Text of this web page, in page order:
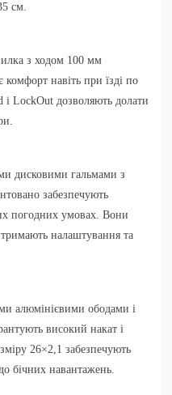
см.
з ходом 100 мм
комфорт навіть при їзді по
і LockOut дозволяють долати
дисковими гальмами з
забезпечують
погодних умовах. Вони
налаштування та
алюмінієвими ободами і
високий накат і
26×2,1 забезпечують
бічних навантажень.